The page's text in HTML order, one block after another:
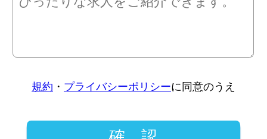
規約 ・ プライバシーポリシーに同意のうえ